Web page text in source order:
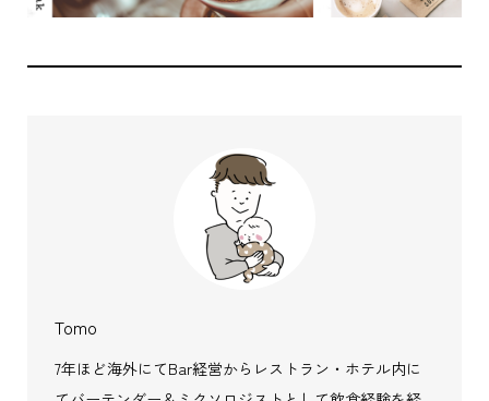
Tomo
7年ほど海外にてBar経営からレストラン・ホテル内に